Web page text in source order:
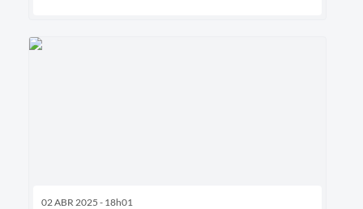
02 ABR 2025 - 18h01